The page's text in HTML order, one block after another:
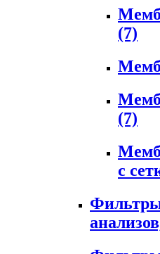
(7)
(7)
с
Фильтры